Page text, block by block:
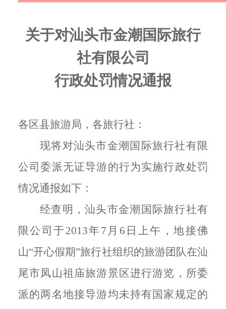
关于对汕头市金潮国际旅行
社有限公司
行政处罚情况通报
各区县旅游局，各旅行社：
现将对汕头市金潮国际旅行社有限
公司委派无证导游的行为实施行政处罚
情况通报如下：
经查明，汕头市金潮国际旅行社有
限公司于 2013年7月6日上午，地接佛
山“开心假期”旅行社组织的旅游团队在汕
尾市凤山祖庙旅游景区进行游览，所委
派的两名地接导游均未持有国家规定的